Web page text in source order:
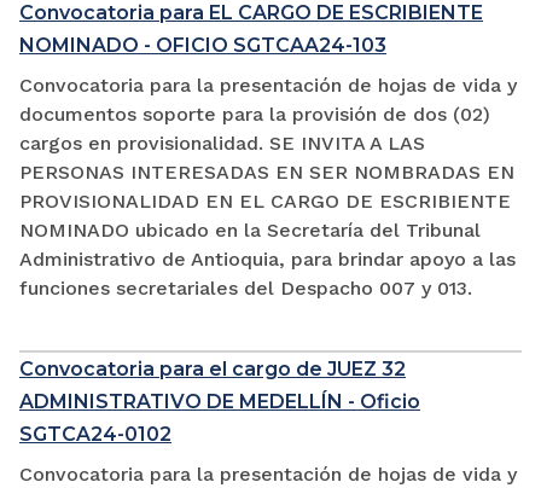
Convocatoria para EL CARGO DE ESCRIBIENTE
NOMINADO - OFICIO SGTCAA24-103
Convocatoria para la presentación de hojas de vida y
documentos soporte para la provisión de dos (02)
cargos en provisionalidad. SE INVITA A LAS
PERSONAS INTERESADAS EN SER NOMBRADAS EN
PROVISIONALIDAD EN EL CARGO DE ESCRIBIENTE
NOMINADO ubicado en la Secretaría del Tribunal
Administrativo de Antioquia, para brindar apoyo a las
funciones secretariales del Despacho 007 y 013.
Convocatoria para el cargo de JUEZ 32
ADMINISTRATIVO DE MEDELLÍN - Oficio
SGTCA24-0102
Convocatoria para la presentación de hojas de vida y